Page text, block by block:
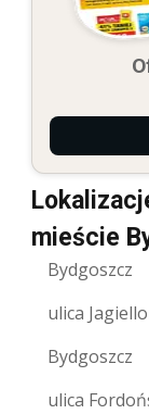
mieście
Bydgoszcz
ulica
Bydgoszcz
ulica